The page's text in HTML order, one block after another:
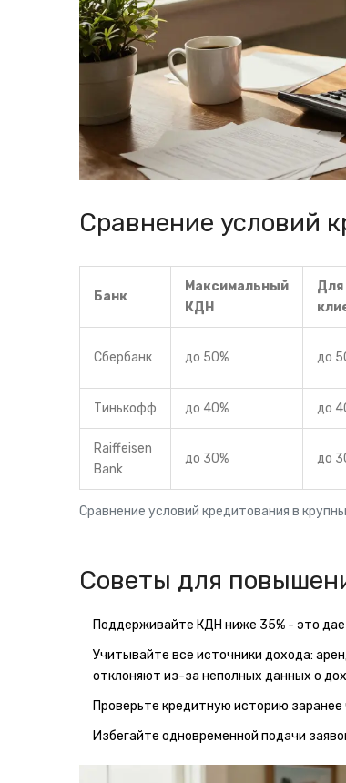
Сравнение условий
Сравнение условий кредитования в
Банк
Максимальный
КДН
Для
Сбербанк до 50% до
Тинькофф до 40% до
Raiffeisen
Bank
до 30% до
Советы для
Поддерживайте КДН ниже 35% - это
Учитывайте все источники дохода:
отклоняют из-за неполных данных о
Проверьте кредитную историю
Избегайте одновременной подачи